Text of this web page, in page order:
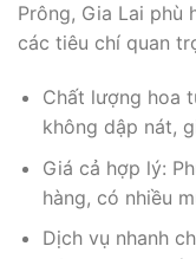
Prông, Gia Lai phù
các tiêu chí quan
Chất lượng hoa
không dập nát,
Giá cả hợp lý:
hàng, có nhiều
Dịch vụ nhanh